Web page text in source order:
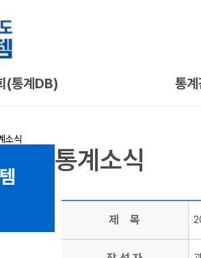
(통계DB) 통
소식
통계소식
제 목